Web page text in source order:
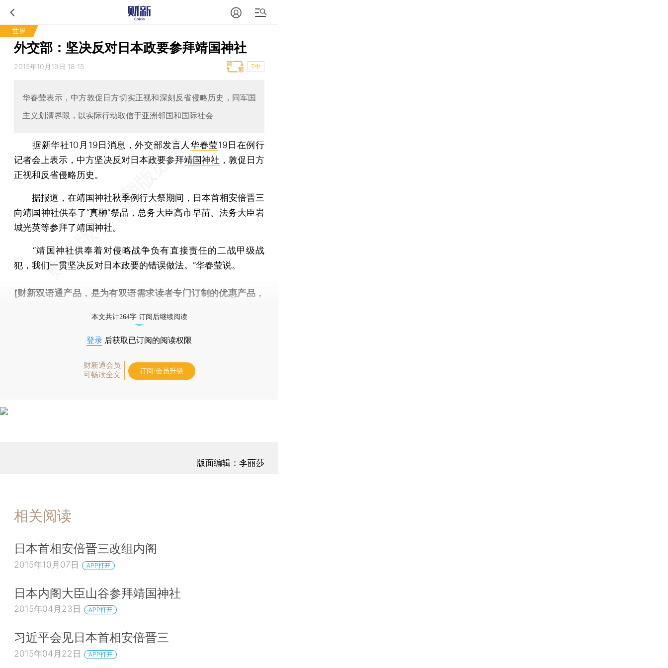
世界
外交部：坚决反对日本政要参拜靖国神社
2015年10月19日 18:15 T中
华春莹表示，中方敦促日方切实正视和深刻反省侵略历史，同军国
主义划清界限，以实际行动取信于亚洲邻国和国际社会
据新华社10月19日消息，外交部发言人 华春莹19日在例行
记者会上表示，中方坚决反对日本政要参拜靖国神社 ，敦促日方
正视和反省侵略历史。
据报道，在靖国神社秋季例行大祭期间，日本首相安倍晋三
向靖国神社供奉了“真榊”祭品，总务大臣高市早苗、法务大臣岩
城光英等参拜了靖国神社。
“靖国神社供奉着对侵略战争负有直接责任的二战甲级战
犯，我们一贯坚决反对日本政要的错误做法。”华春莹说。
[财新双语通产品，是为有双语需求读者专门订制的优惠产品，
本文共计264字 订阅后继续阅读
登录 后获取已订阅的阅读权限
财新通会员
可畅读全文
订阅/会员升级
版面编辑：李丽莎
相关阅读
日本首相安倍晋三改组内阁
2015年10月07日 APP打开
日本内阁大臣山谷参拜靖国神社
2015年04月23日 APP打开
习近平会见日本首相安倍晋三
2015年04月22日 APP打开